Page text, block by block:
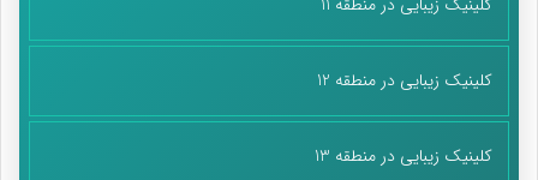
کلینیک زیبایی در منطقه 12
کلینیک زیبایی در منطقه 13